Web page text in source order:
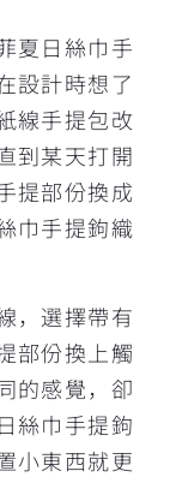
夏日絲巾手
設計時想了
線手提包改
到某天打開
提部份換成
巾手提鉤織
，選擇帶有
部份換上觸
的感覺，卻
絲巾手提鉤
小東西就更